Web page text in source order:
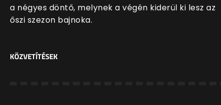
a négyes döntő, melynek a végén kiderül ki lesz az
őszi szezon bajnoka.
KÖZVETÍTÉSEK